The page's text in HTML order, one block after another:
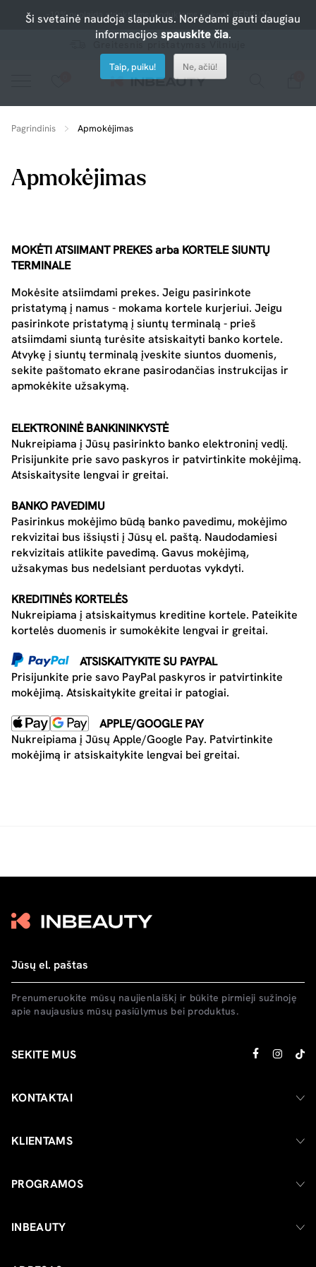
-10% nuolaida atrinktiems produktams su kodu PERKU10
Greitesnis pristatymas Vilniuje
Pagrindinis Apmokėjimas
Apmokėjimas
MOKĖTI ATSIIMANT PREKES arba KORTELE SIUNTŲ
TERMINALE
Mokėsite atsiimdami prekes. Jeigu pasirinkote
pristatymą į namus - mokama kortele kurjeriui. Jeigu
pasirinkote pristatymą į siuntų terminalą - prieš
atsiimdami siuntą turėsite atsiskaityti banko kortele.
Atvykę į siuntų terminalą įveskite siuntos duomenis,
sekite paštomato ekrane pasirodančias instrukcijas ir
apmokėkite užsakymą.
ELEKTRONINĖ BANKININKYSTĖ
Nukreipiama į Jūsų pasirinkto banko elektroninį vedlį.
Prisijunkite prie savo paskyros ir patvirtinkite mokėjimą.
Atsiskaitysite lengvai ir greitai.
BANKO PAVEDIMU
Pasirinkus mokėjimo būdą banko pavedimu, mokėjimo
rekvizitai bus išsiųsti į Jūsų el. paštą. Naudodamiesi
rekvizitais atlikite pavedimą. Gavus mokėjimą,
užsakymas bus nedelsiant perduotas vykdyti.
KREDITINĖS KORTELĖS
Nukreipiama į atsiskaitymus kreditine kortele. Pateikite
kortelės duomenis ir sumokėkite lengvai ir greitai.
ATSISKAITYKITE SU PAYPAL
Prisijunkite prie savo PayPal paskyros ir patvirtinkite
mokėjimą. Atsiskaitykite greitai ir patogiai.
APPLE/GOOGLE PAY
Nukreipiama į Jūsų Apple/Google Pay. Patvirtinkite
mokėjimą ir atsiskaitykite lengvai bei greitai.
Prenumeruokite mūsų naujienlaiškį ir būkite pirmieji sužinoję
apie naujausius mūsų pasiūlymus bei produktus.
SEKITE MUS
KONTAKTAI
KLIENTAMS
PROGRAMOS
INBEAUTY
Ši svetainė naudoja slapukus. Norėdami gauti daugiau
informacijos spauskite čia.
Taip, puiku! Ne, ačiū!